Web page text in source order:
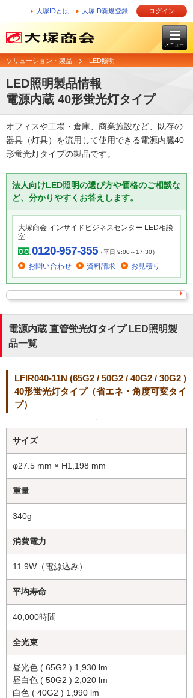
大塚IDとは 大塚ID新規登録 ログイン
メニュー
ソリューション・製品 LED照明
LED照明製品情報
電源内蔵 40形蛍光灯タイプ
オフィスや工場・倉庫、商業施設など、既存の
器具（灯具）を流用して使用できる電源内臓40
形蛍光灯タイプの製品です。
法人向けLED照明の選び方や価格のご相談な
ど、分かりやすくお答えします。
大塚商会 インサイドビジネスセンター LED相談
室
0120-957-355（平日 9:00～17:30）
お問い合わせ 資料請求 お見積り
電源内蔵 直管蛍光灯タイプ LED照明製
品一覧
LFIR040-11N (65G2 / 50G2 / 40G2 / 30G2 )
40形蛍光灯タイプ（省エネ・角度可変タイ
プ）
サイズ
φ27.5 mm × H1,198 mm
重量
340g
消費電力
11.9W（電源込み）
平均寿命
40,000時間
全光束
昼光色 ( 65G2 ) 1,930 lm
昼白色 ( 50G2 ) 2,020 lm
白色 ( 40G2 ) 1,990 lm